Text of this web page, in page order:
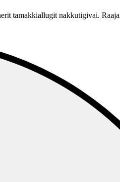
tamakkiallugit nakkutigivai.